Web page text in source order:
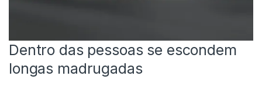
Dentro das pessoas se escondem
longas madrugadas